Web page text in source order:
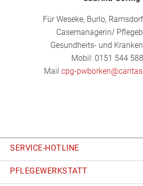
Für Weseke, Burlo,
Casemanagerin/
Gesundheits- und
Mobil: 0151 544
Mail cpg-
SERVICE-HOTLINE
PFLEGEWERKSTATT